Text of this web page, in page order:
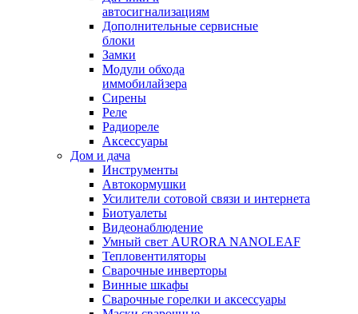
автосигнализациям
Дополнительные сервисные
блоки
Замки
Модули обхода
иммобилайзера
Сирены
Реле
Радиореле
Аксессуары
Дом и дача
Инструменты
Автокормушки
Усилители сотовой связи и интернета
Биотуалеты
Видеонаблюдение
Умный свет AURORA NANOLEAF
Тепловентиляторы
Сварочные инверторы
Винные шкафы
Сварочные горелки и аксессуары